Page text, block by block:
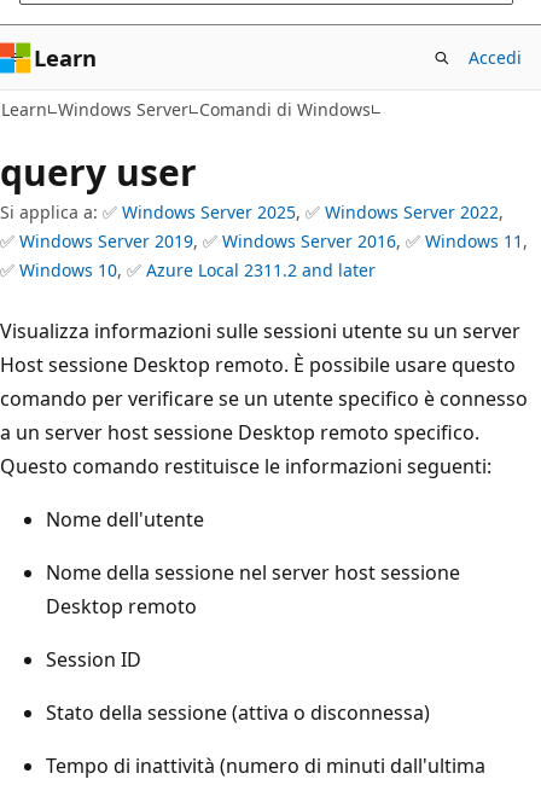
Learn Accedi
Learn Windows Server Comandi di Windows
query user
Si applica a: ✅ Windows Server 2025, ✅ Windows Server 2022,
✅ Windows Server 2019, ✅ Windows Server 2016, ✅ Windows 11 ,
✅ Windows 10, ✅ Azure Local 2311.2 and later
Visualizza informazioni sulle sessioni utente su un server
Host sessione Desktop remoto. È possibile usare questo
comando per verificare se un utente specifico è connesso
a un server host sessione Desktop remoto specifico.
Questo comando restituisce le informazioni seguenti:
Nome dell'utente
Nome della sessione nel server host sessione
Desktop remoto
Session ID
Stato della sessione (attiva o disconnessa)
Tempo di inattività (numero di minuti dall'ultima